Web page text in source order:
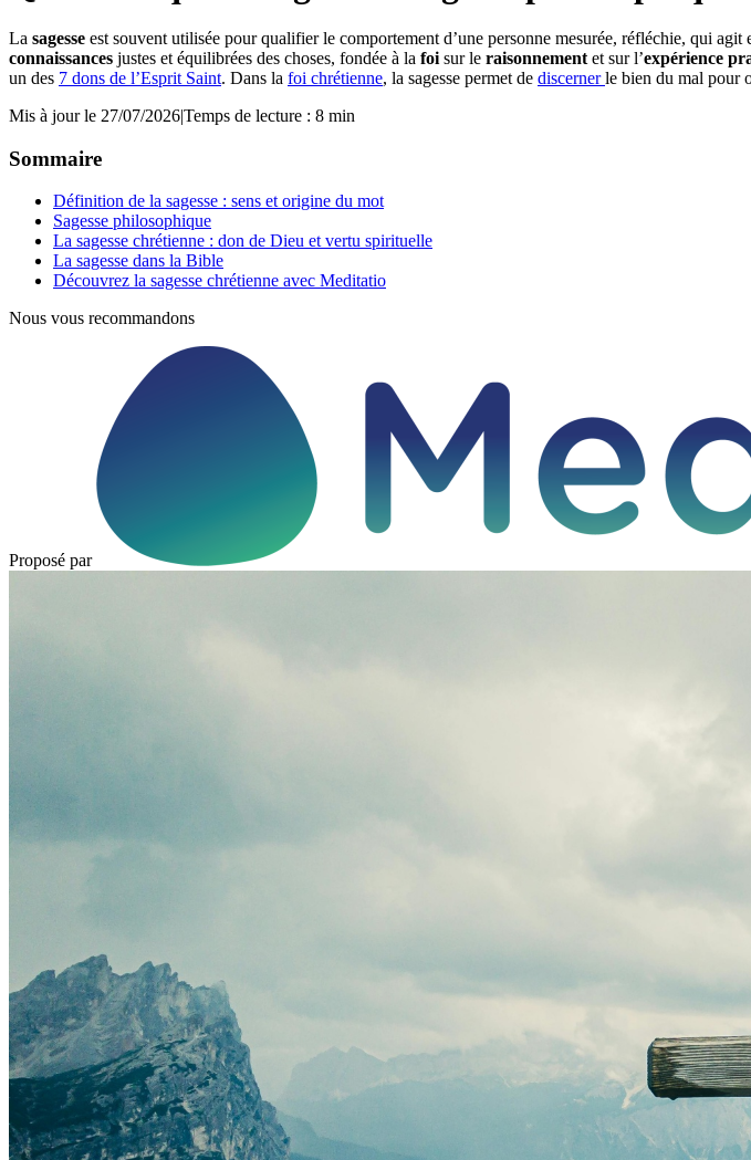
La sagesse est souvent utilisée pour qualifier le comportement d’une personne mesurée, réfléchie, qui agit
connaissances justes et équilibrées des choses, fondée à la foi sur le raisonnement et sur l’expérience
un des 7 dons de l’Esprit Saint. Dans la foi chrétienne, la sagesse permet de discernerle bien du mal pour
Mis à jour le 27/07/2026|Temps de lecture : 8 min
Sommaire
Définition de la sagesse : sens et origine du mot
Sagesse philosophique
La sagesse chrétienne : don de Dieu et vertu spirituelle
La sagesse dans la Bible
Découvrez la sagesse chrétienne avec Meditatio
Nous vous recommandons
Proposé par